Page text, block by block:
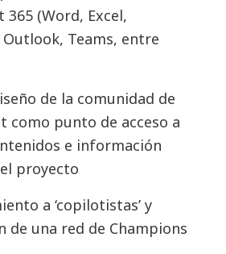
(Word, Excel,
Teams, entre
de la comunidad de
como punto de acceso a
e información
proyecto
a ‘copilotistas’ y
de una red de Champions